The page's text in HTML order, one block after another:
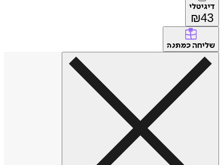
דיגיטלי
₪43
שליחה כמתנה